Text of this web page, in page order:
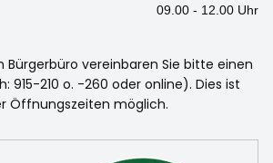
09.00 - 12.00 Uhr
Bürgerbüro vereinbaren Sie bitte einen
915-210 o. -260 oder online). Dies ist
Öffnungszeiten möglich.